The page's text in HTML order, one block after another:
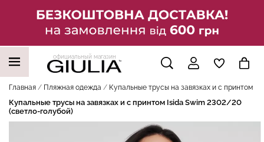
официальный магазин
Главная Пляжная одежда Купальные трусы на завязках и с принтом
Купальные трусы на завязках и с принтом Isida Swim 2302/20
(светло-голубой)
НАШИ ТРЕНДОВЫЕ ТОВАРЫ